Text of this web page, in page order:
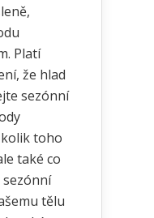
Platí
že hlad
sezónní
toho
také co
tělu